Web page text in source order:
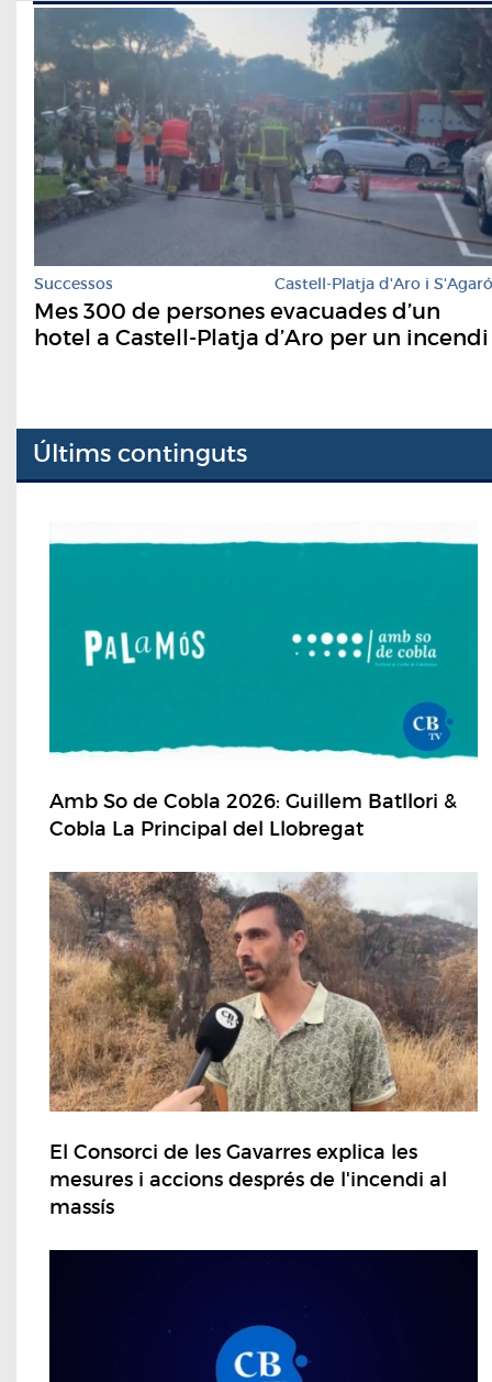
Successos Castell-Platja d'Aro i S'Agaró
Mes 300 de persones evacuades d’un
hotel a Castell-Platja d’Aro per un incendi
Últims continguts
Amb So de Cobla 2026: Guillem Batllori &
Cobla La Principal del Llobregat
El Consorci de les Gavarres explica les
mesures i accions després de l'incendi al
massís